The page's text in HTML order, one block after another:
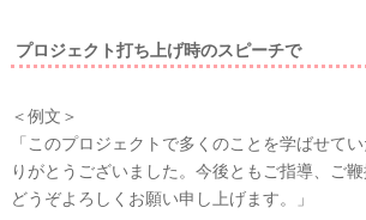
プロジェクト打ち上げ時のスピーチで
＜例文＞
「このプロジェクトで多くのことを学ばせて
りがとうございました。今後ともご指導、ご鞭
どうぞよろしくお願い申し上げます。」